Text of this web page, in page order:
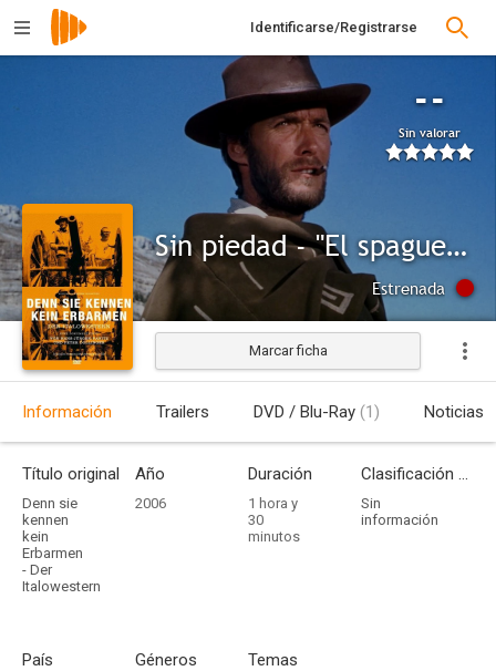
Identificarse/Registrarse
--
Sin valorar
Sin piedad - "El spagueti western"
Estrenada
Marcar ficha
Información Trailers DVD / Blu-Ray (1) Noticias
Título original
Denn sie
kennen
kein
Erbarmen
- Der
Italowestern
Año
2006
Duración
1 hora y
30
minutos
Clasificación por edades
Sin
información
País Géneros Temas